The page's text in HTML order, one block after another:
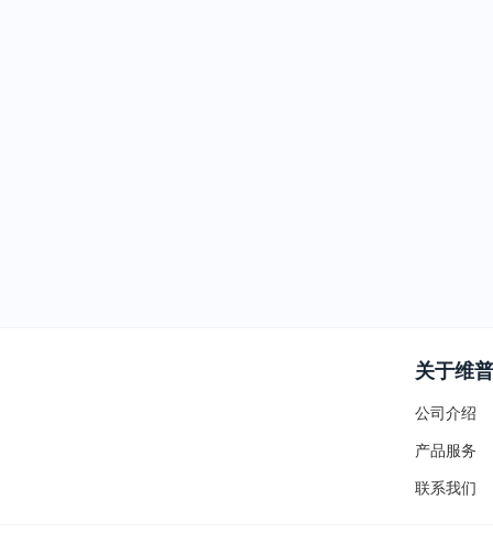
关于维普
公司介绍
产品服务
联系我们